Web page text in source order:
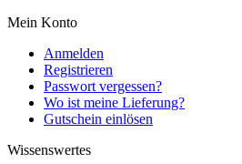
Mein Konto
Anmelden
Registrieren
Passwort vergessen?
Wo ist meine Lieferung?
Gutschein einlösen
Wissenswertes